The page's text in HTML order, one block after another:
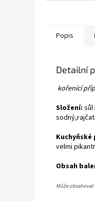
Popis
Detailní
kořenící
Složení: sůl
velmi
Obsah
Může